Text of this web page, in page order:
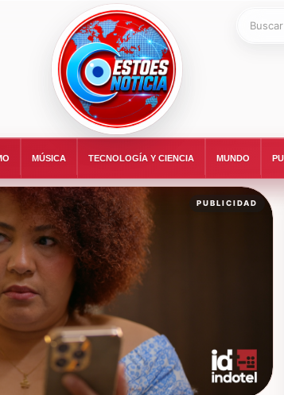
ESTOESNOTICIA|NOTICIAS
Buscar:
MÚSICA TECNOLOGÍA Y CIENCIA MUNDO
PUBLICIDAD